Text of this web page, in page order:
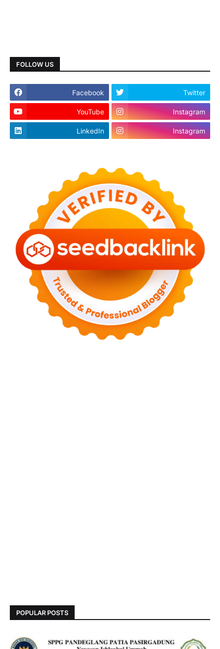
FOLLOW US
Facebook Twitter
YouTube Instagram
LinkedIn Instagram
POPULAR POSTS